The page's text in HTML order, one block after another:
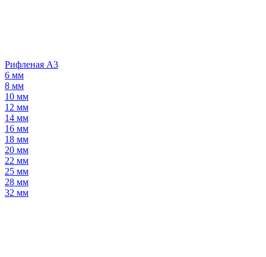
Рифленая А3
6 мм
8 мм
10 мм
12 мм
14 мм
16 мм
18 мм
20 мм
22 мм
25 мм
28 мм
32 мм